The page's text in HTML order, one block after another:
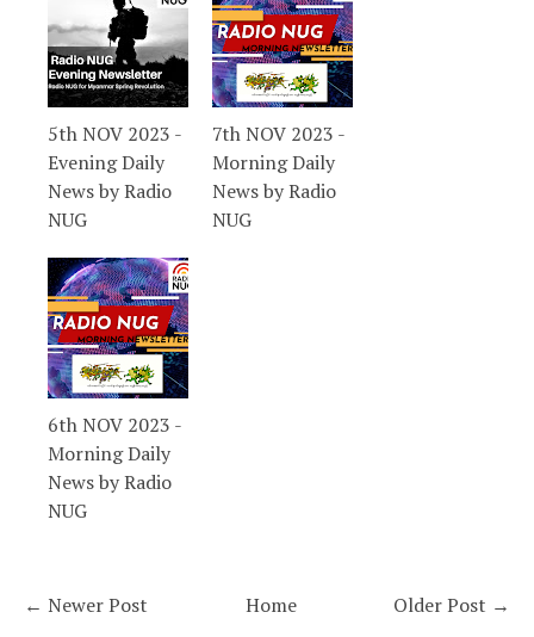
5th NOV 2023 -
Evening Daily
News by Radio
NUG
7th NOV 2023 -
Morning Daily
News by Radio
NUG
6th NOV 2023 -
Morning Daily
News by Radio
NUG
← Newer Post Older Post →
Home